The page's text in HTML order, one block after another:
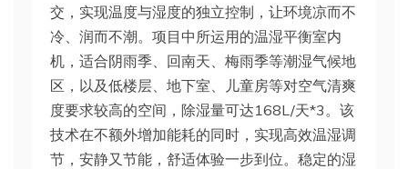
交，实现温度与湿度的独立控制，让环境凉而不
冷、润而不潮。项目中所运用的温湿平衡室内
机，适合阴雨季、回南天、梅雨季等潮湿气候地
区，以及低楼层、地下室、儿童房等对空气清爽
度要求较高的空间，除湿量可达168L/天*3。该
技术在不额外增加能耗的同时，实现高效温湿调
节，安静又节能，舒适体验一步到位。稳定的湿